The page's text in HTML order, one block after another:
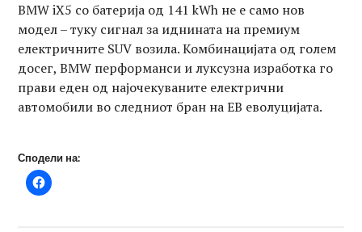
BMW iX5 со батерија од 141 kWh не е само нов
модел – туку сигнал за иднината на премиум
електричните SUV возила. Комбинацијата од голем
досег, BMW перформанси и луксузна изработка го
прави еден од најочекуваните електрични
автомобили во следниот бран на ЕВ еволуцијата.
Сподели на: